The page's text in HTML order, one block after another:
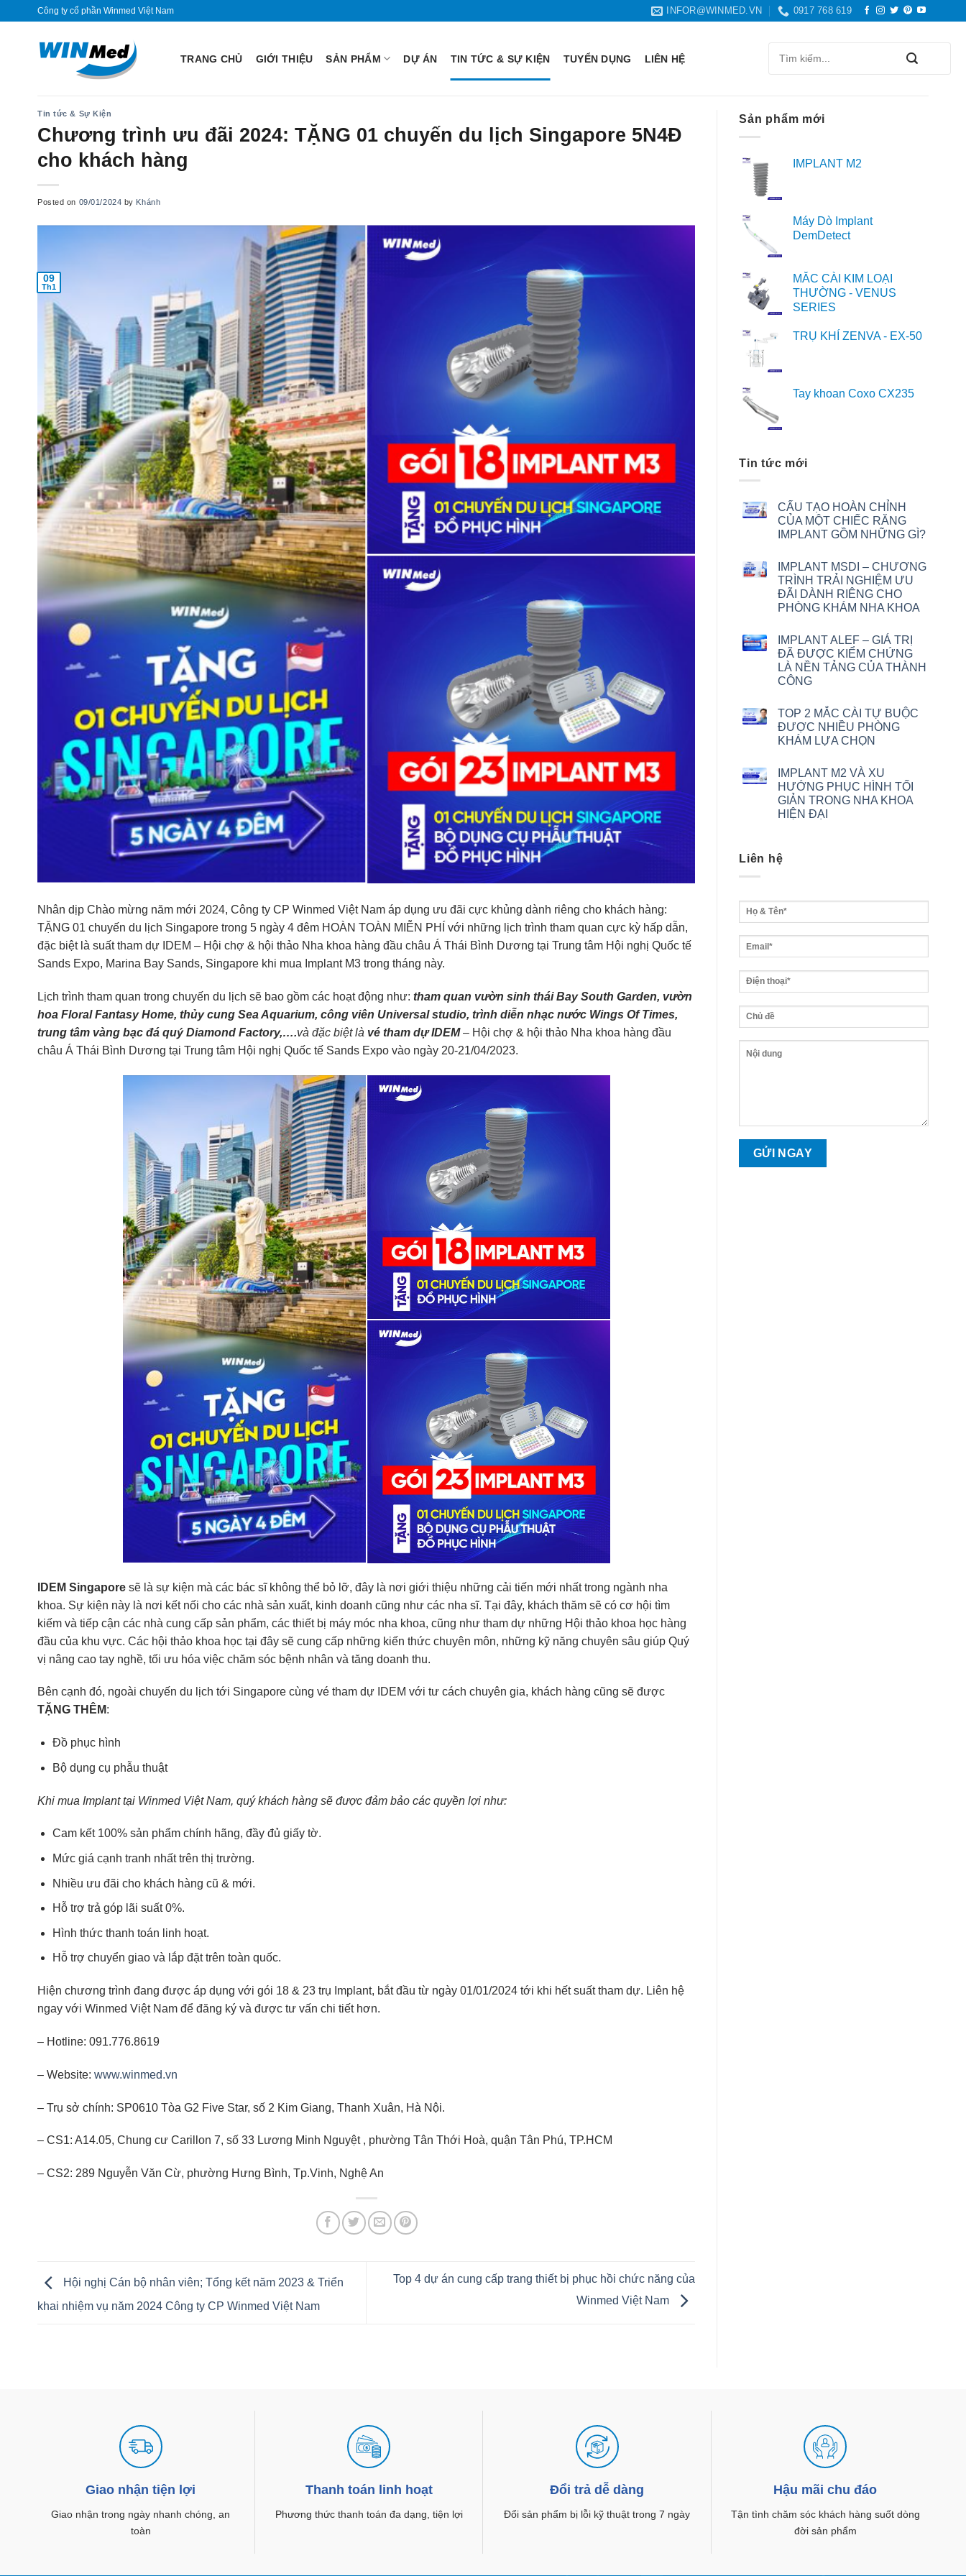
Công ty cổ phần Winmed Việt Nam INFOR@WINMED.VN 0917 768 619
TRANG CHỦ GIỚI THIỆU SẢN PHẨM DỰ ÁN TIN TỨC & SỰ KIỆN TUYỂN DỤNG LIÊN HỆ
Tin tức & Sự Kiện
Chương trình ưu đãi 2024: TẶNG 01 chuyến du lịch Singapore 5N4Đ
cho khách hàng
Posted on 09/01/2024 by Khánh
09
Th1
Nhân dịp Chào mừng năm mới 2024, Công ty CP Winmed Việt Nam áp dụng ưu đãi cực khủng dành riêng cho khách hàng:
TẶNG 01 chuyến du lịch Singapore trong 5 ngày 4 đêm HOÀN TOÀN MIỄN PHÍ với những lịch trình tham quan cực kỳ hấp dẫn,
đặc biệt là suất tham dự IDEM – Hội chợ & hội thảo Nha khoa hàng đầu châu Á Thái Bình Dương tại Trung tâm Hội nghị Quốc tế
Sands Expo, Marina Bay Sands, Singapore khi mua Implant M3 trong tháng này.
Lịch trình tham quan trong chuyến du lịch sẽ bao gồm các hoạt động như: tham quan vườn sinh thái Bay South Garden, vườn
hoa Floral Fantasy Home, thủy cung Sea Aquarium, công viên Universal studio, trình diễn nhạc nước Wings Of Times,
trung tâm vàng bạc đá quý Diamond Factory,….và đặc biệt là vé tham dự IDEM– Hội chợ & hội thảo Nha khoa hàng đầu
châu Á Thái Bình Dương tại Trung tâm Hội nghị Quốc tế Sands Expo vào ngày 20-21/04/2023.
IDEM Singapore sẽ là sự kiện mà các bác sĩ không thể bỏ lỡ, đây là nơi giới thiệu những cải tiến mới nhất trong ngành nha
khoa. Sự kiện này là nơi kết nối cho các nhà sản xuất, kinh doanh cũng như các nha sĩ. Tại đây, khách thăm sẽ có cơ hội tìm
kiếm và tiếp cận các nhà cung cấp sản phẩm, các thiết bị máy móc nha khoa, cũng như tham dự những Hội thảo khoa học hàng
đầu của khu vực. Các hội thảo khoa học tại đây sẽ cung cấp những kiến thức chuyên môn, những kỹ năng chuyên sâu giúp Quý
vị nâng cao tay nghề, tối ưu hóa việc chăm sóc bệnh nhân và tăng doanh thu.
Bên cạnh đó, ngoài chuyến du lịch tới Singapore cùng vé tham dự IDEM với tư cách chuyên gia, khách hàng cũng sẽ được
TẶNG THÊM:
Đồ phục hình
Bộ dụng cụ phẫu thuật
Khi mua Implant tại Winmed Việt Nam, quý khách hàng sẽ được đảm bảo các quyền lợi như:
Cam kết 100% sản phẩm chính hãng, đầy đủ giấy tờ.
Mức giá cạnh tranh nhất trên thị trường.
Nhiều ưu đãi cho khách hàng cũ & mới.
Hỗ trợ trả góp lãi suất 0%.
Hình thức thanh toán linh hoạt.
Hỗ trợ chuyển giao và lắp đặt trên toàn quốc.
Hiện chương trình đang được áp dụng với gói 18 & 23 trụ Implant, bắt đầu từ ngày 01/01/2024 tới khi hết suất tham dự. Liên hệ
ngay với Winmed Việt Nam để đăng ký và được tư vấn chi tiết hơn.
– Hotline: 091.776.8619
– Website: www.winmed.vn
– Trụ sở chính: SP0610 Tòa G2 Five Star, số 2 Kim Giang, Thanh Xuân, Hà Nội.
– CS1: A14.05, Chung cư Carillon 7, số 33 Lương Minh Nguyệt , phường Tân Thới Hoà, quận Tân Phú, TP.HCM
– CS2: 289 Nguyễn Văn Cừ, phường Hưng Bình, Tp.Vinh, Nghệ An
Hội nghị Cán bộ nhân viên; Tổng kết năm 2023 & Triển
khai nhiệm vụ năm 2024 Công ty CP Winmed Việt Nam
Top 4 dự án cung cấp trang thiết bị phục hồi chức năng của
Winmed Việt Nam
Sản phẩm mới
IMPLANT M2
Máy Dò Implant
DemDetect
MẮC CÀI KIM LOẠI
THƯỜNG - VENUS
SERIES
TRỤ KHÍ ZENVA - EX-50
Tay khoan Coxo CX235
Tin tức mới
CẤU TẠO HOÀN CHỈNH
CỦA MỘT CHIẾC RĂNG
IMPLANT GỒM NHỮNG GÌ?
IMPLANT MSDI – CHƯƠNG
TRÌNH TRẢI NGHIỆM ƯU
ĐÃI DÀNH RIÊNG CHO
PHÒNG KHÁM NHA KHOA
IMPLANT ALEF – GIÁ TRỊ
ĐÃ ĐƯỢC KIỂM CHỨNG
LÀ NỀN TẢNG CỦA THÀNH
CÔNG
TOP 2 MẮC CÀI TỰ BUỘC
ĐƯỢC NHIỀU PHÒNG
KHÁM LỰA CHỌN
IMPLANT M2 VÀ XU
HƯỚNG PHỤC HÌNH TỐI
GIẢN TRONG NHA KHOA
HIỆN ĐẠI
Liên hệ
Giao nhận tiện lợi
Giao nhận trong ngày nhanh chóng, an
toàn
Thanh toán linh hoạt
Phương thức thanh toán đa dạng, tiện lợi
Đổi trả dễ dàng
Đổi sản phẩm bị lỗi kỹ thuật trong 7 ngày
Hậu mãi chu đáo
Tận tình chăm sóc khách hàng suốt dòng
đời sản phẩm